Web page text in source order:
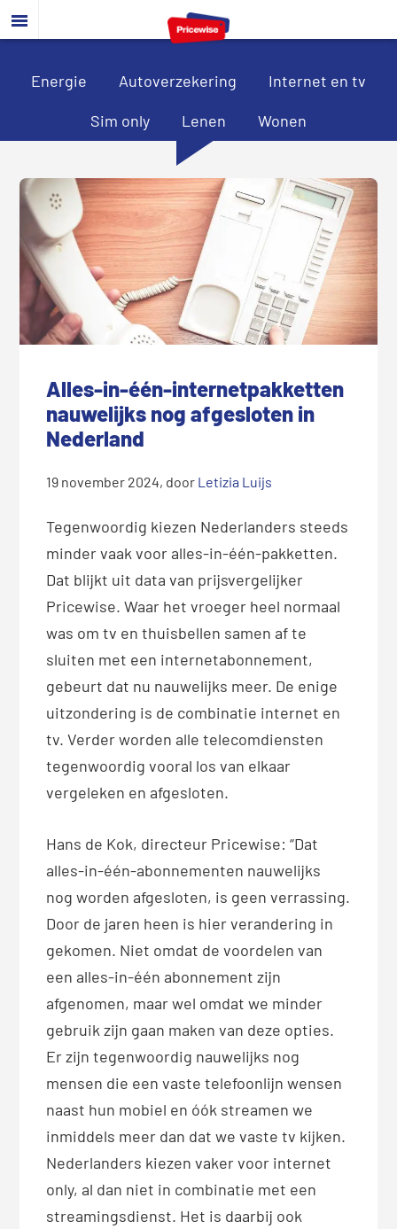
Door
naar
hoofd
Spring
naar
eerste
Spring
naar
voettekst
Energie Autoverzekering Internet en tv
Sim only Lenen Wonen
Alles-in-één-internetpakketten
nauwelijks nog afgesloten in
Nederland
19 november 2024, door Letizia Luijs
Tegenwoordig kiezen Nederlanders steeds
minder vaak voor alles-in-één-pakketten.
Dat blijkt uit data van prijsvergelijker
Pricewise. Waar het vroeger heel normaal
was om tv en thuisbellen samen af te
sluiten met een internetabonnement,
gebeurt dat nu nauwelijks meer. De enige
uitzondering is de combinatie internet en
tv. Verder worden alle telecomdiensten
tegenwoordig vooral los van elkaar
vergeleken en afgesloten.
Hans de Kok, directeur Pricewise: “Dat
alles-in-één-abonnementen nauwelijks
nog worden afgesloten, is geen verrassing.
Door de jaren heen is hier verandering in
gekomen. Niet omdat de voordelen van
een alles-in-één abonnement zijn
afgenomen, maar wel omdat we minder
gebruik zijn gaan maken van deze opties.
Er zijn tegenwoordig nauwelijks nog
mensen die een vaste telefoonlijn wensen
naast hun mobiel en óók streamen we
inmiddels meer dan dat we vaste tv kijken.
Nederlanders kiezen vaker voor internet
only, al dan niet in combinatie met een
streamingsdienst. Het is daarbij ook